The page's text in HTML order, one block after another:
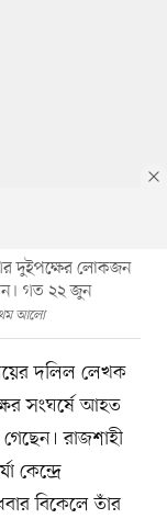
দুইপক্ষের লোকজন
গত ২২ জুন
আলো
দলিল লেখক
সংঘর্ষে আহত
রাজশাহী
কেন্দ্রে
বিকেলে তাঁর